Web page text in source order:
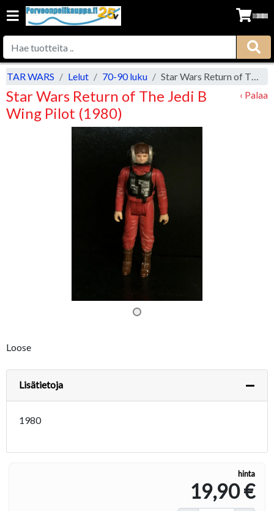
STAR WARS Lelut 70-90 luku Star Wars Return of The Jedi B Wing Pilot (1980)
Star Wars Return of The Jedi B
Wing Pilot (1980)
‹ Palaa
Loose
Lisätietoja
1980
hinta
19,90 €